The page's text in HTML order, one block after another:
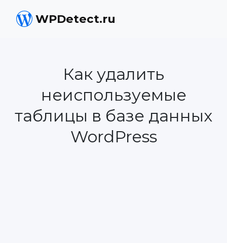
WPDetect.ru
Как удалить
неиспользуемые
таблицы в базе данных
WordPress